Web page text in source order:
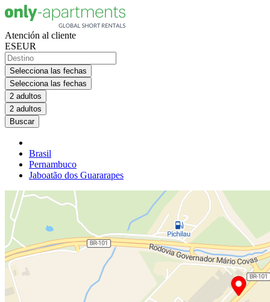
Atención al cliente
ESEUR
Selecciona las fechas
Selecciona las fechas
2 adultos
2 adultos
Buscar
Brasil
Pernambuco
Jaboatão dos Guararapes